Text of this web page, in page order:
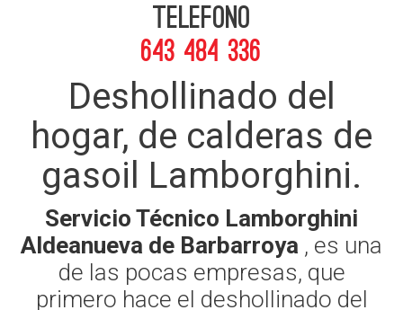
telefono
643 484 336
Deshollinado del
hogar, de calderas de
gasoil Lamborghini.
Servicio Técnico Lamborghini
Aldeanueva de Barbarroya , es una
de las pocas empresas, que
primero hace el deshollinado del